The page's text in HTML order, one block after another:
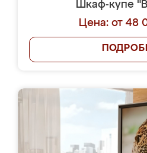
Шкаф-купе
Цена: от 48